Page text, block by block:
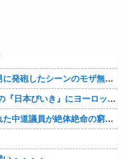
【話題】河内長野市で警官が包丁男に発砲したシーンのモザ無し映像が公開される。
欧州「日本だけ反則だろ…」 世界の『日本びいき』にヨーロッパ全土から不満の声
某週刊誌が完全逃亡して取り残された中道議員が絶体絶命の窮地、「今度は宏池会に矛先を向けたか……」と節操の無さに呆れる人が続出